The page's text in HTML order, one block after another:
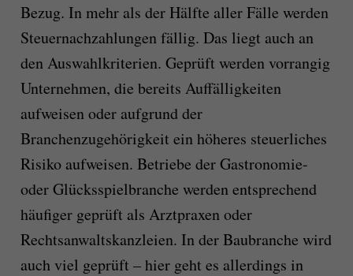
Bezug. In mehr als der Hälfte aller Fälle werden
Steuernachzahlungen fällig. Das liegt auch an
den Auswahlkriterien. Geprüft werden vorrangig
Unternehmen, die bereits Auffälligkeiten
aufweisen oder aufgrund der
Branchenzugehörigkeit ein höheres steuerliches
Risiko aufweisen. Betriebe der Gastronomie-
oder Glücksspielbranche werden entsprechend
häufiger geprüft als Arztpraxen oder
Rechtsanwaltskanzleien. In der Baubranche wird
auch viel geprüft – hier geht es allerdings in